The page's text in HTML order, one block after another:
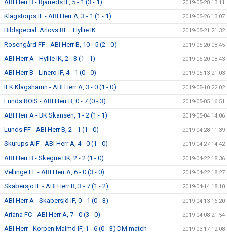
ABI Herr B - Bjärreds IF, 5 - 1 (3 - 1) 2019-05-28 13:11
Klagstorps IF - ABI Herr A, 3 - 1 (1 - 1) 2019-05-26 13:07
Bildspecial: Arlövs BI – Hyllie IK 2019-05-21 21:32
Rosengård FF - ABI Herr B, 10 - 5 (2 - 0) 2019-05-20 08:45
ABI Herr A - Hyllie IK, 2 - 3 (1 - 1) 2019-05-20 08:43
ABI Herr B - Linero IF, 4 - 1 (0 - 0) 2019-05-13 21:03
IFK Klagshamn - ABI Herr A, 3 - 0 (1 - 0) 2019-05-10 22:02
Lunds BOIS - ABI Herr B, 0 - 7 (0 - 3) 2019-05-05 16:51
ABI Herr A - BK Skansen, 1 - 2 (1 - 1) 2019-05-04 14:06
Lunds FF - ABI Herr B, 2 - 1 (1 - 0) 2019-04-28 11:39
Skurups AIF - ABI Herr A, 4 - 0 (1 - 0) 2019-04-27 14:42
ABI Herr B - Skegrie BK, 2 - 2 (1 - 0) 2019-04-22 18:36
Vellinge FF - ABI Herr A, 6 - 0 (3 - 0) 2019-04-22 18:27
Skabersjö IF - ABI Herr B, 3 - 7 (1 - 2) 2019-04-14 18:10
ABI Herr A - Skabersjö IF, 0 - 1 (0 - 3) 2019-04-13 16:20
Ariana FC - ABI Herr A, 7 - 0 (3 - 0) 2019-04-08 21:54
ABI Herr - Korpen Malmö IF, 1 - 6 (0 - 3) DM match 2019-03-17 12:08